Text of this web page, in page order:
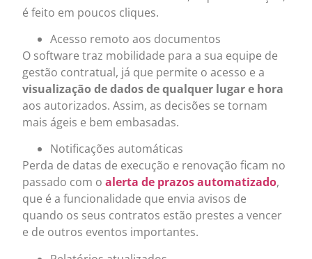
é feito em poucos cliques.
Acesso remoto aos documentos
O software traz mobilidade para a sua equipe de
gestão contratual, já que permite o acesso e a
visualização de dados de qualquer lugar e hora
aos autorizados. Assim, as decisões se tornam
mais ágeis e bem embasadas.
Notificações automáticas
Perda de datas de execução e renovação ficam no
passado com o alerta de prazos automatizado,
que é a funcionalidade que envia avisos de
quando os seus contratos estão prestes a vencer
e de outros eventos importantes.